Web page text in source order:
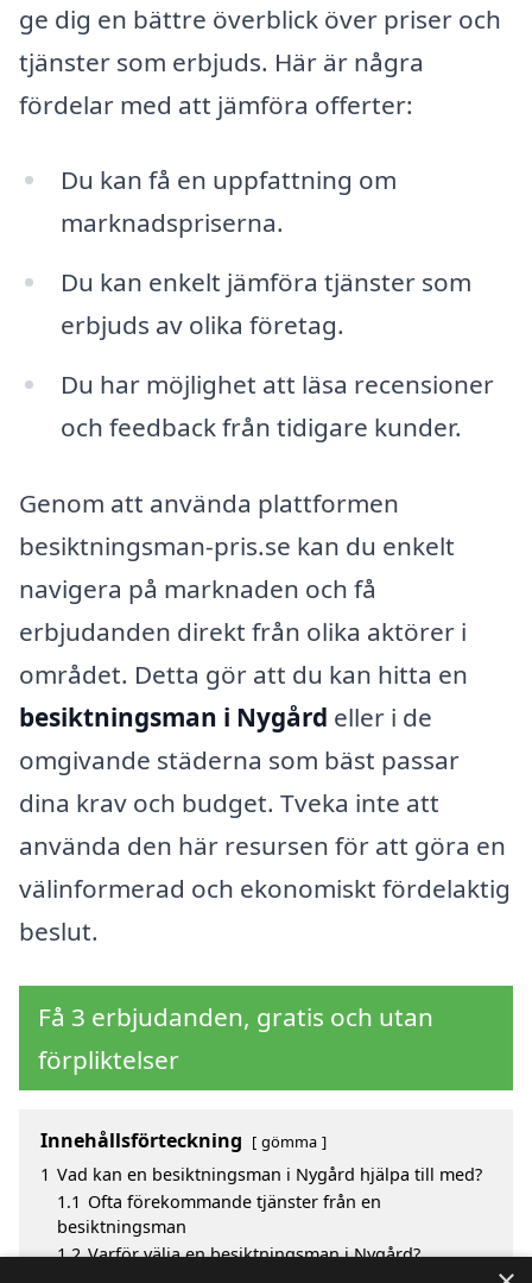
ge dig en bättre överblick över priser och
tjänster som erbjuds. Här är några
fördelar med att jämföra offerter:
Du kan få en uppfattning om
marknadspriserna.
Du kan enkelt jämföra tjänster som
erbjuds av olika företag.
Du har möjlighet att läsa recensioner
och feedback från tidigare kunder.
Genom att använda plattformen
besiktningsman-pris.se kan du enkelt
navigera på marknaden och få
erbjudanden direkt från olika aktörer i
området. Detta gör att du kan hitta en
besiktningsman i Nygård eller i de
omgivande städerna som bäst passar
dina krav och budget. Tveka inte att
använda den här resursen för att göra en
välinformerad och ekonomiskt fördelaktig
beslut.
Få 3 erbjudanden, gratis och utan
förpliktelser
Innehållsförteckning gömma
1 Vad kan en besiktningsman i Nygård hjälpa till med?
1.1 Ofta förekommande tjänster från en
besiktningsman
1.2 Varför välja en besiktningsman i Nygård?